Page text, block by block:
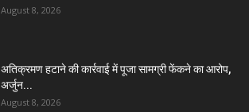
August 8, 2026
अतिक्रमण हटाने की कार्रवाई में पूजा सामग्री फेंकने का आरोप,
अर्जुन...
August 8, 2026